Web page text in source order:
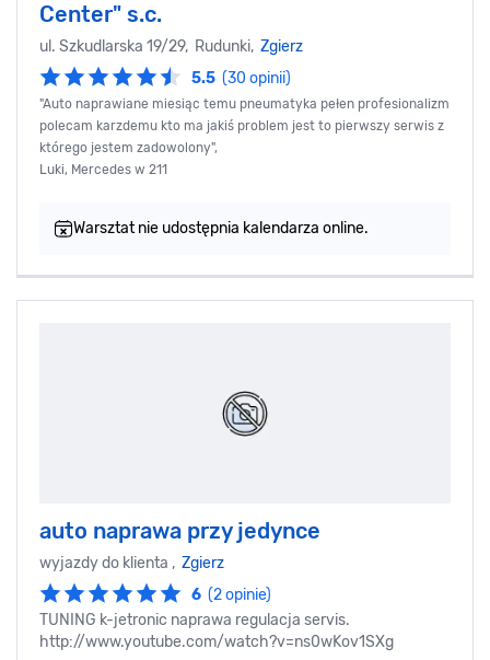
Center" s.c.
ul. Szkudlarska 19/29, Rudunki, Zgierz
5.5 (30 opinii)
"Auto naprawiane miesiąc temu pneumatyka pełen profesionalizm
polecam karzdemu kto ma jakiś problem jest to pierwszy serwis z
którego jestem zadowolony",
Luki, Mercedes w 211
Warsztat nie udostępnia kalendarza online.
auto naprawa przy jedynce
wyjazdy do klienta , Zgierz
6 (2 opinie)
TUNING k-jetronic naprawa regulacja servis.
http://www.youtube.com/watch?v=ns0wKov1SXg